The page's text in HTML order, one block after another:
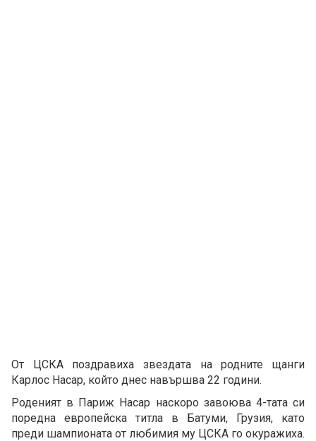
От ЦСКА поздравиха звездата на родните щанги
Карлос Насар, който днес навършва 22 години.
Роденият в Париж Насар наскоро завоюва 4-тата си
поредна европейска титла в Батуми, Грузия, като
преди шампионата от любимия му ЦСКА го окуражиха.